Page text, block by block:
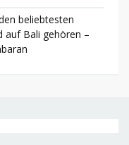
beliebtesten
auf Bali gehören –